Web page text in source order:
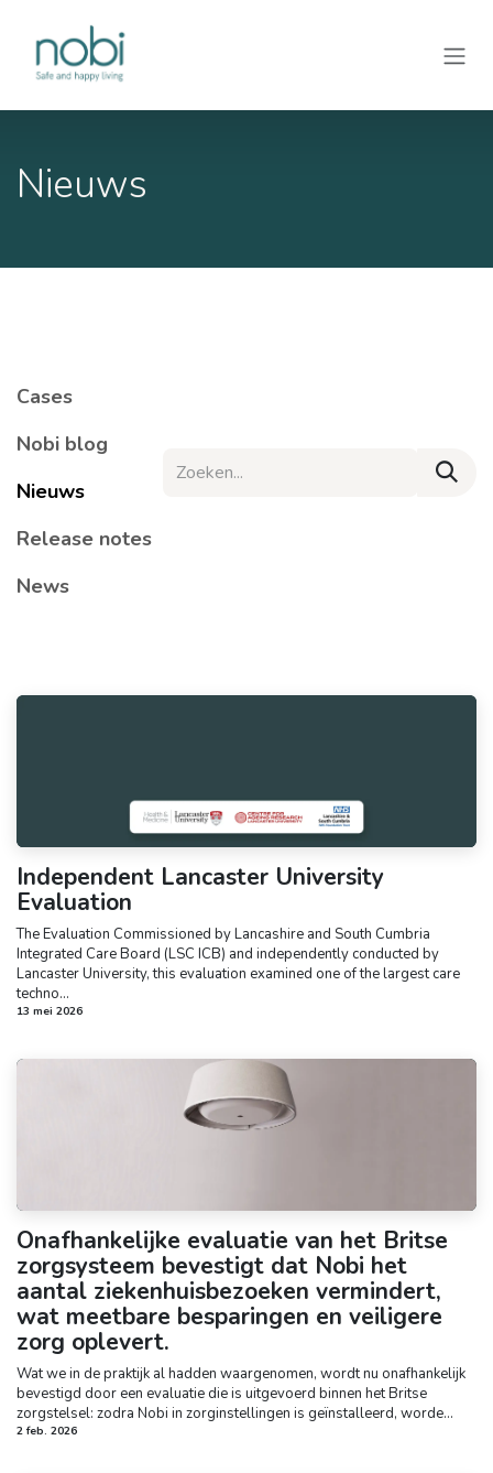
​Nieuws
​Cases
​Nobi blog
​Nieuws
​Release notes
News
Independent Lancaster University
Evaluation
The Evaluation Commissioned by Lancashire and South Cumbria
Integrated Care Board (LSC ICB) and independently conducted by
Lancaster University, this evaluation examined one of the largest care
techno...
13 mei 2026
Onafhankelijke evaluatie van het Britse
zorgsysteem bevestigt dat Nobi het
aantal ziekenhuisbezoeken vermindert,
wat meetbare besparingen en veiligere
zorg oplevert.
Wat we in de praktijk al hadden waargenomen, wordt nu onafhankelijk
bevestigd door een evaluatie die is uitgevoerd binnen het Britse
zorgstelsel: zodra Nobi in zorginstellingen is geïnstalleerd, worde...
2 feb. 2026